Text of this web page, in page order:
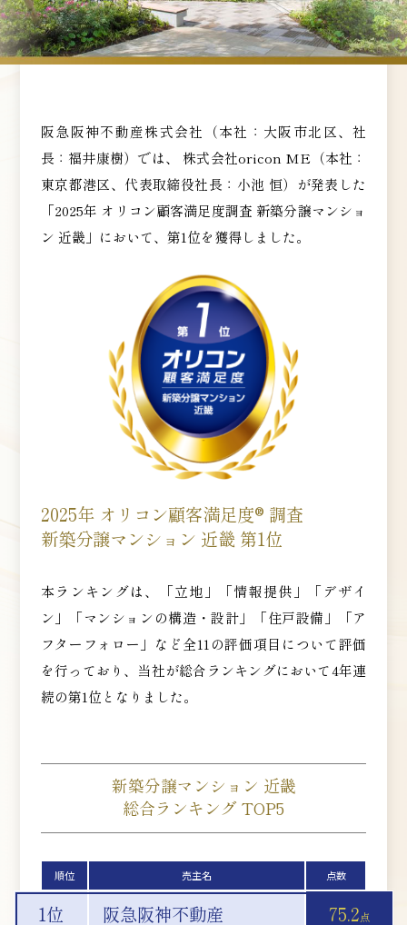
阪急阪神不動産株式会社
（本社：大阪市北区、社
長：福井康樹）では、
株式会社oricon ME （本社：
東京都港区、代表取締役社長：小池 恒）が発表した
「2025年 オリコン顧客満足度調査 新築分譲マンショ
ン 近畿」において、 第1位を獲得しました。
2025年 オリコン顧客満足度® 調査
新築分譲マンション 近畿 第1位
本ランキングは、「立地」「情報提供」「デザイ
ン」「マンションの構造・設計」「住戸設備」「ア
フターフォロー」など全11の評価項目について評価
を行っており、当社が総合ランキングにおいて4年連
続の第1位となりました。
新築分譲マンション 近畿
総合ランキング TOP5
順位 売主名 点数
1位 阪急阪神不動産 75.2点